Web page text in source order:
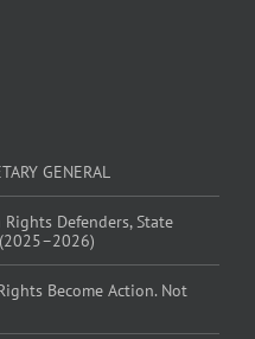
GENERAL
Defenders, State
Become Action. Not